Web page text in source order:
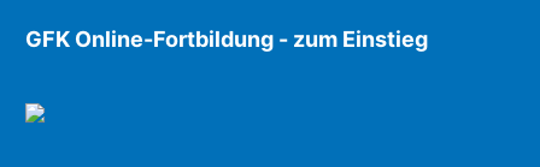
GFK Online-Fortbildung - zum Einstieg